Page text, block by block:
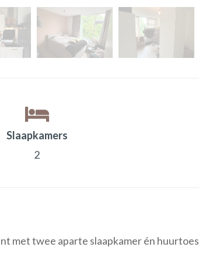
Slaapkamers
2
met twee aparte slaapkamer én